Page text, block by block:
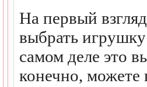
На первый
выбрать
самом деле это
конечно, можете